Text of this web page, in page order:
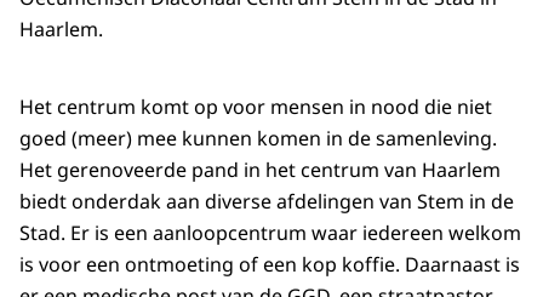
Haarlem.
Het centrum komt op voor mensen in nood die niet
goed (meer) mee kunnen komen in de samenleving.
Het gerenoveerde pand in het centrum van Haarlem
biedt onderdak aan diverse afdelingen van Stem in de
Stad. Er is een aanloopcentrum waar iedereen welkom
is voor een ontmoeting of een kop koffie. Daarnaast is